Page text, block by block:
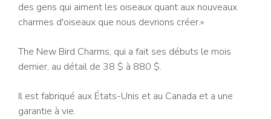
des gens qui aiment les oiseaux quant aux nouveaux
charmes d'oiseaux que nous devrions créer.»
The New Bird Charms, qui a fait ses débuts le mois
dernier, au détail de 38 $ à 880 $.
Il est fabriqué aux États-Unis et au Canada et a une
garantie à vie.